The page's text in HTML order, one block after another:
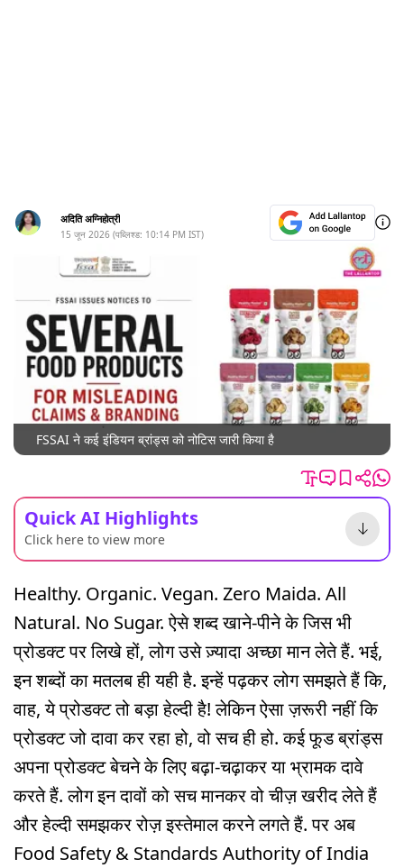
अदिति अग्निहोत्री
15 जून 2026 (पब्लिश्ड: 10:14 PM IST)
FSSAI ने कई इंडियन ब्रांड्स को नोटिस जारी किया है
Quick AI Highlights
Click here to view more
Healthy. Organic. Vegan. Zero Maida. All
Natural. No Sugar. ऐसे शब्द खाने-पीने के जिस भी
प्रोडक्ट पर लिखे हों, लोग उसे ज़्यादा अच्छा मान लेते हैं. भई,
इन शब्दों का मतलब ही यही है. इन्हें पढ़कर लोग समझते हैं कि,
वाह, ये प्रोडक्ट तो बड़ा हेल्दी है! लेकिन ऐसा ज़रूरी नहीं कि
प्रोडक्ट जो दावा कर रहा हो, वो सच ही हो. कई फूड ब्रांड्स
अपना प्रोडक्ट बेचने के लिए बढ़ा-चढ़ाकर या भ्रामक दावे
करते हैं. लोग इन दावों को सच मानकर वो चीज़ खरीद लेते हैं
और हेल्दी समझकर रोज़ इस्तेमाल करने लगते हैं. पर अब
Food Safety & Standards Authority of India